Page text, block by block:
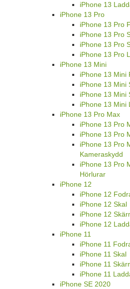
iPhone 13
iPhone 13 Pro
iPhone 13 Pro
iPhone 13 Pro
iPhone 13 Pro
iPhone 13 Pro
iPhone 13 Mini
iPhone 13 Mini
iPhone 13 Mini
iPhone 13 Mini
iPhone 13 Mini
iPhone 13 Pro Max
iPhone 13 Pro
iPhone 13 Pro
iPhone 13 Pro
Kameraskydd
iPhone 13 Pro
Hörlurar
iPhone 12
iPhone 12
iPhone 12 Skal
iPhone 12
iPhone 12
iPhone 11
iPhone 11
iPhone 11 Skal
iPhone 11
iPhone 11
iPhone SE 2020